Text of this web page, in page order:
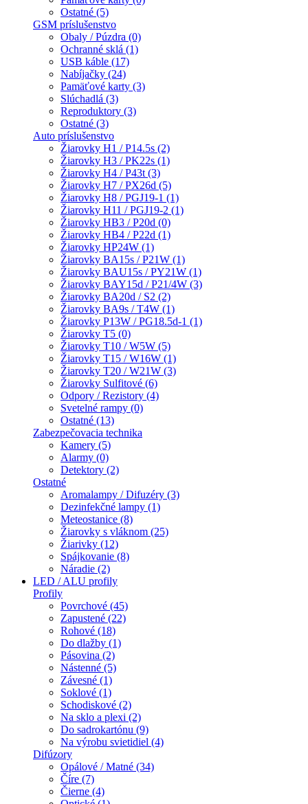
Ostatné (5)
GSM príslušenstvo
Obaly / Púzdra (0)
Ochranné sklá (1)
USB káble (17)
Nabíjačky (24)
Pamäťové karty (3)
Slúchadlá (3)
Reproduktory (3)
Ostatné (3)
Auto príslušenstvo
Žiarovky H1 / P14.5s (2)
Žiarovky H3 / PK22s (1)
Žiarovky H4 / P43t (3)
Žiarovky H7 / PX26d (5)
Žiarovky H8 / PGJ19-1 (1)
Žiarovky H11 / PGJ19-2 (1)
Žiarovky HB3 / P20d (0)
Žiarovky HB4 / P22d (1)
Žiarovky HP24W (1)
Žiarovky BA15s / P21W (1)
Žiarovky BAU15s / PY21W (1)
Žiarovky BAY15d / P21/4W (3)
Žiarovky BA20d / S2 (2)
Žiarovky BA9s / T4W (1)
Žiarovky P13W / PG18.5d-1 (1)
Žiarovky T5 (0)
Žiarovky T10 / W5W (5)
Žiarovky T15 / W16W (1)
Žiarovky T20 / W21W (3)
Žiarovky Sulfitové (6)
Odpory / Rezistory (4)
Svetelné rampy (0)
Ostatné (13)
Zabezpečovacia technika
Kamery (5)
Alarmy (0)
Detektory (2)
Ostatné
Aromalampy / Difuzéry (3)
Dezinfekčné lampy (1)
Meteostanice (8)
Žiarovky s vláknom (25)
Žiarivky (12)
Spájkovanie (8)
Náradie (2)
LED / ALU profily
Profily
Povrchové (45)
Zapustené (22)
Rohové (18)
Do dlažby (1)
Pásovina (2)
Nástenné (5)
Závesné (1)
Soklové (1)
Schodiskové (2)
Na sklo a plexi (2)
Do sadrokartónu (9)
Na výrobu svietidiel (4)
Difúzory
Opálové / Matné (34)
Číre (7)
Čierne (4)